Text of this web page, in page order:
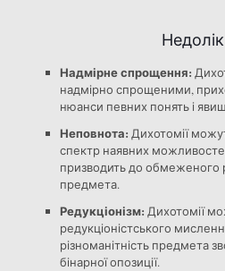
Надмірне спрощення:
надмірно спрощеними,
нюанси певних понять і
Неповнота: Дихотомії
спектр наявних
призводить до обмеженого
предмета.
Редукціонізм: Дихотомії
редукціоністського
різноманітність предмета
бінарної опозиції.